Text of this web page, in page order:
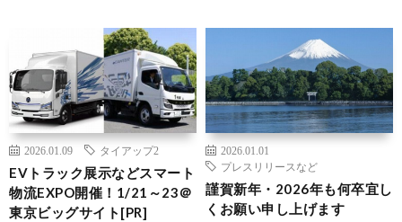
2026.01.09 タイアップ2
EVトラック展示などスマート
物流EXPO開催！1/21～23＠
東京ビッグサイト[PR]
2026.01.01
プレスリリースなど
謹賀新年・2026年も何卒宜し
くお願い申し上げます